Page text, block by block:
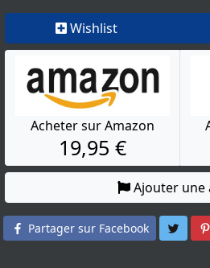
Wishlist
Acheter sur Amazon
19,95 €
Ajouter une
Partager sur Facebook